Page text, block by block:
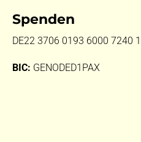
Spenden
DE22 3706 0193 6000 7240
BIC: GENODED1PAX